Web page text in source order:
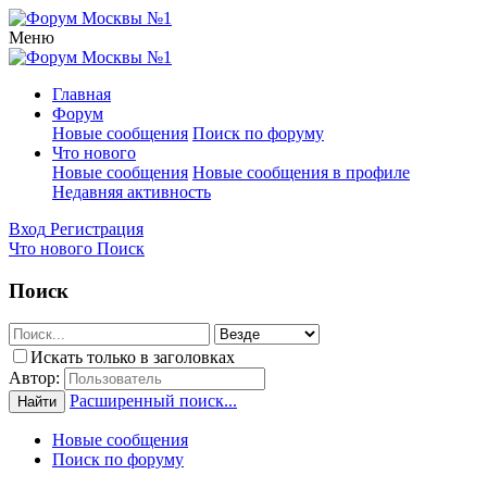
Меню
Главная
Форум
Новые сообщения Поиск по форуму
Что нового
Новые сообщения Новые сообщения в профиле
Недавняя активность
Вход Регистрация
Что нового Поиск
Поиск
Искать только в заголовках
Автор:
Найти Расширенный поиск...
Новые сообщения
Поиск по форуму